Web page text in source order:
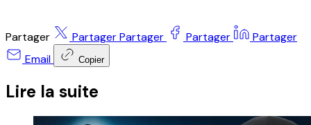
Partager PartagerPartager Partager
Partager
Email
Copier
Lire la suite